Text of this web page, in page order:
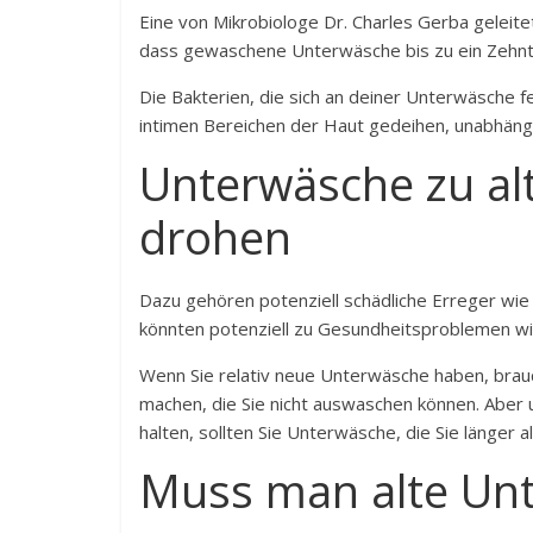
Eine von Mikrobiologe Dr. Charles Gerba
dass gewaschene Unterwäsche bis zu ein
Die Bakterien, die sich an deiner Unterwäsche
intimen Bereichen der Haut gedeihen,
Unterwäsche zu
drohen
Dazu gehören potenziell schädliche Erreger
könnten potenziell zu Gesundheitsproblemen
Wenn Sie relativ neue Unterwäsche haben,
machen, die Sie nicht auswaschen können.
halten, sollten Sie Unterwäsche, die Sie länger
Muss man alte